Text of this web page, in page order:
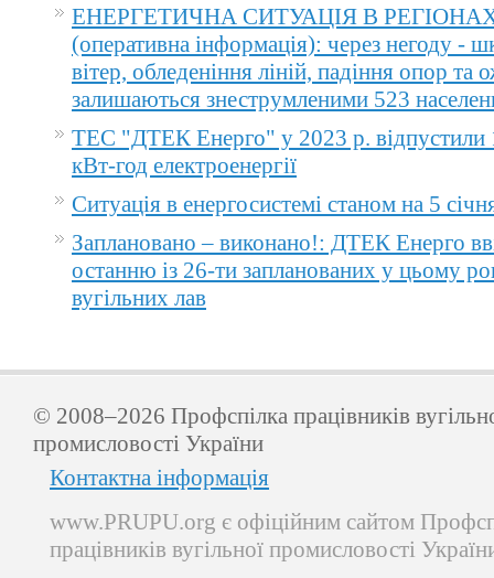
ЕНЕРГЕТИЧНА СИТУАЦІЯ В
(оперативна інформація): через негоду -
вітер, обледеніння ліній, падіння опор та
залишаються знеструмленими 523
ТЕС "ДТЕК Енерго" у 2023 р. відпустили
кВт-год електроенергії
Ситуація в енергосистемі станом на 5
Заплановано – виконано!: ДТЕК Енерго
останню із 26-ти запланованих у цьому
вугільних лав
© 2008–2026 Профспілка працівників
промисловості України
Контактна інформація
www.PRUPU.org є офіційним сайтом
працівників вугільної промисловості